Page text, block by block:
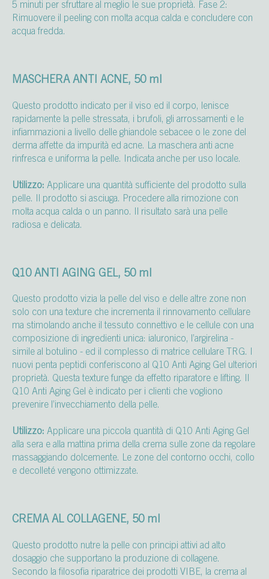
5 minuti per sfruttare al meglio le sue proprietà. Fase 2:
Rimuovere il peeling con molta acqua calda e concludere con
acqua fredda.
MASCHERA ANTI ACNE, 50 ml
Questo prodotto indicato per il viso ed il corpo, lenisce
rapidamente la pelle stressata, i brufoli, gli arrossamenti e le
infiammazioni a livello delle ghiandole sebacee o le zone del
derma affette da impurità ed acne. La maschera anti acne
rinfresca e uniforma la pelle. Indicata anche per uso locale.
Utilizzo: Applicare una quantità sufficiente del prodotto sulla
pelle. Il prodotto si asciuga. Procedere alla rimozione con
molta acqua calda o un panno. Il risultato sarà una pelle
radiosa e delicata.
Q10 ANTI AGING GEL, 50 ml
Questo prodotto vizia la pelle del viso e delle altre zone non
solo con una texture che incrementa il rinnovamento cellulare
ma stimolando anche il tessuto connettivo e le cellule con una
composizione di ingredienti unica: ialuronico, l’argirelina -
simile al botulino - ed il complesso di matrice cellulare TRG. I
nuovi penta peptidi conferiscono al Q10 Anti Aging Gel ulteriori
proprietà. Questa texture funge da effetto riparatore e lifting. Il
Q10 Anti Aging Gel è indicato per i clienti che vogliono
prevenire l’invecchiamento della pelle.
Utilizzo: Applicare una piccola quantità di Q10 Anti Aging Gel
alla sera e alla mattina prima della crema sulle zone da regolare
massaggiando dolcemente. Le zone del contorno occhi, collo
e decolleté vengono ottimizzate.
CREMA AL COLLAGENE, 50 ml
Questo prodotto nutre la pelle con principi attivi ad alto
dosaggio che supportano la produzione di collagene.
Secondo la filosofia riparatrice dei prodotti VIBE, la crema al